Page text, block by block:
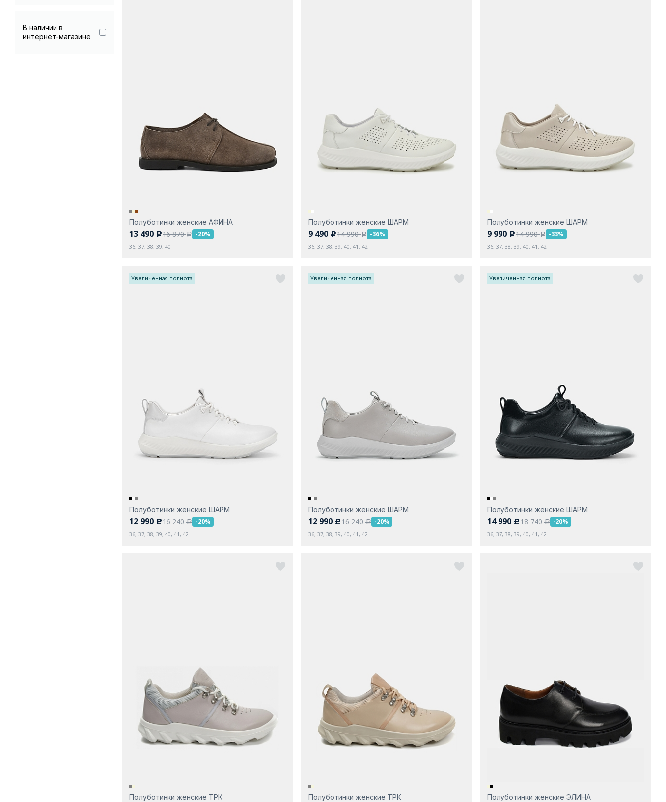
В наличии в
интернет-магазине
Полуботинки женские АФИНА
13 490 c16 870a -20%
36, 37, 38, 39, 40
Полуботинки женские ШАРМ
9 490 c14 990a -36%
36, 37, 38, 39, 40, 41, 42
Полуботинки женские ШАРМ
9 990 c14 990a -33%
36, 37, 38, 39, 40, 41, 42
Увеличенная полнота
Полуботинки женские ШАРМ
12 990 c16 240a -20%
36, 37, 38, 39, 40, 41, 42
Увеличенная полнота
Полуботинки женские ШАРМ
12 990 c16 240a -20%
36, 37, 38, 39, 40, 41, 42
Увеличенная полнота
Полуботинки женские ШАРМ
14 990 c18 740a -20%
36, 37, 38, 39, 40, 41, 42
Полуботинки женские ТРК Полуботинки женские ТРК Полуботинки женские ЭЛИНА